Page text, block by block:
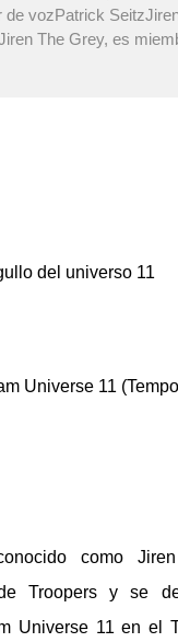
de vozPatrick
The Grey, es
del universo 11
Universe 11
como
Troopers y se
Universe 11 en el